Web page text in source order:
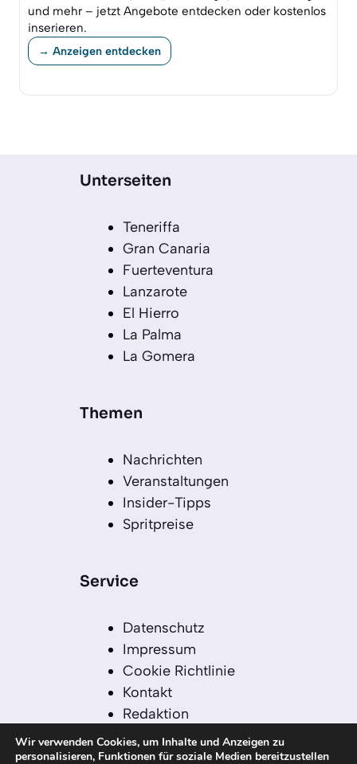
und mehr – jetzt Angebote entdecken oder kostenlos
inserieren.
→ Anzeigen entdecken
Unterseiten
Teneriffa
Gran Canaria
Fuerteventura
Lanzarote
El Hierro
La Palma
La Gomera
Themen
Nachrichten
Veranstaltungen
Insider-Tipps
Spritpreise
Service
Datenschutz
Impressum
Cookie Richtlinie
Kontakt
Redaktion
Redaktionelle Leitlinien
Sitemap
Wir verwenden Cookies, um Inhalte und Anzeigen zu
personalisieren, Funktionen für soziale Medien bereitzustellen